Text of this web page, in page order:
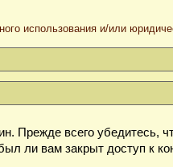
использования и/или
Прежде всего убедитесь,
ли вам закрыт доступ к